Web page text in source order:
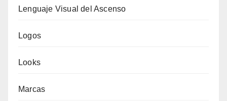
Lenguaje Visual del Ascenso
Logos
Looks
Marcas